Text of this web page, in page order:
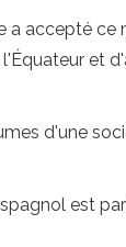
accepté ce
et
d'une
est